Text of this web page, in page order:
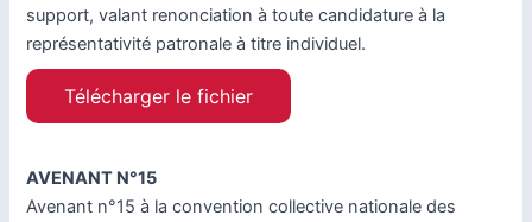
support, valant renonciation à toute candidature à la
représentativité patronale à titre individuel.
Télécharger le fichier
AVENANT N°15
Avenant n°15 à la convention collective nationale des